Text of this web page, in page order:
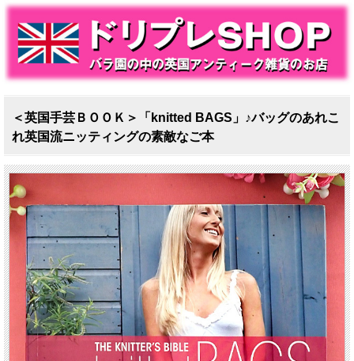
＜英国手芸ＢＯＯＫ＞「knitted BAGS」♪バッグのあれこ
れ英国流ニッティングの素敵なご本